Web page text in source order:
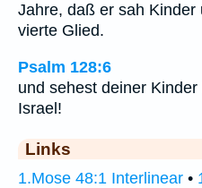
Jahre, daß er sah
vierte Glied.
Psalm 128:6
und sehest deiner
Israel!
Links
1.Mose 48:1 Interlinear •